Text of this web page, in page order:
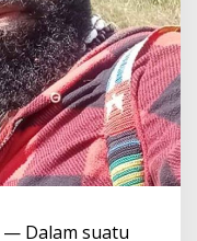
— Dalam suatu